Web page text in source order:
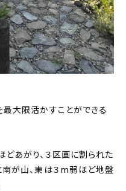
大限活かすことができる
あがり、３区画に割られた
南が山、東は３m弱ほど地盤